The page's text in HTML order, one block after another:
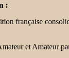
:
française
et Amateur